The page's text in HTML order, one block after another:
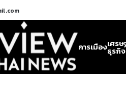
การเมืองเศร
ธุรกิจ